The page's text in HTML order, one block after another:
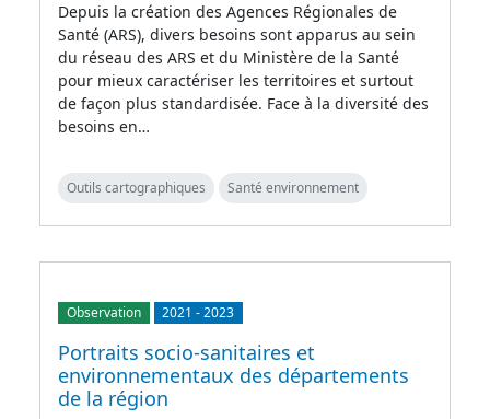
Depuis la création des Agences Régionales de
Santé (ARS), divers besoins sont apparus au sein
du réseau des ARS et du Ministère de la Santé
pour mieux caractériser les territoires et surtout
de façon plus standardisée. Face à la diversité des
besoins en…
Outils cartographiques Santé environnement
Observation 2021 -2023
Portraits socio-sanitaires et
environnementaux des départements
de la région